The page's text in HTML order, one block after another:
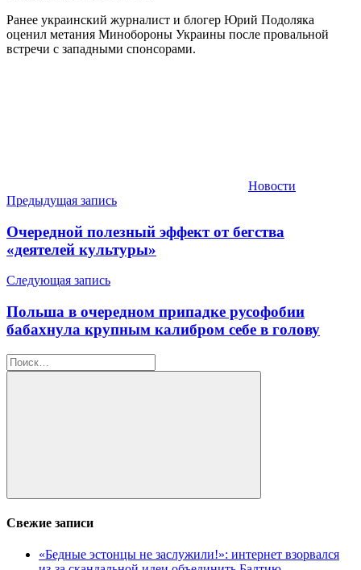
Ранее украинский журналист и блогер Юрий Подоляка
оценил метания Минобороны Украины после провальной
встречи с западными спонсорами.
Новости
Навигация
по
записям
Предыдущая запись
Очередной полезный эффект от бегства
«деятелей культуры»
Следующая запись
Польша в очередном припадке русофобии
бабахнула крупным калибром себе в голову
Найти:
Поиск
Свежие записи
«Бедные эстонцы не заслужили!»: интернет взорвался